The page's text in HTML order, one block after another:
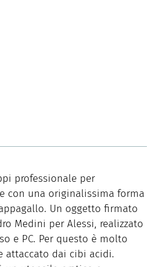
professionale per
con una originalissima forma
Un oggetto firmato
Medini per Alessi, realizzato
e PC. Per questo è molto
attaccato dai cibi acidi.